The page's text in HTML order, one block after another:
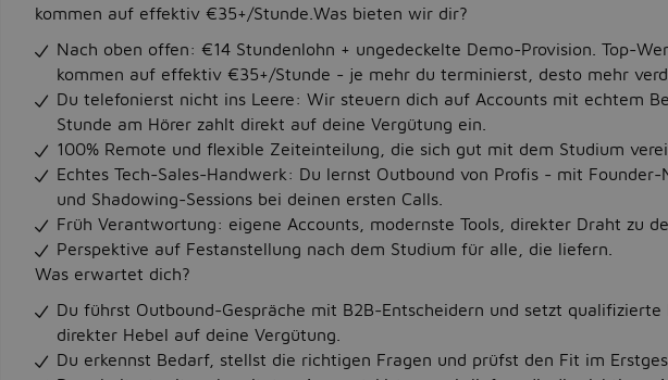
kommen auf effektiv €35+/Stunde.Was bieten wir dir?
Nach oben offen: €14 Stundenlohn + ungedeckelte Demo-Provision. Top-
kommen auf effektiv €35+/Stunde - je mehr du terminierst, desto mehr
Du telefonierst nicht ins Leere: Wir steuern dich auf Accounts mit echtem
Stunde am Hörer zahlt direkt auf deine Vergütung ein.
100% Remote und flexible Zeiteinteilung, die sich gut mit dem Studium
Echtes Tech-Sales-Handwerk: Du lernst Outbound von Profis - mit Founder-
und Shadowing-Sessions bei deinen ersten Calls.
Früh Verantwortung: eigene Accounts, modernste Tools, direkter Draht zu
Perspektive auf Festanstellung nach dem Studium für alle, die liefern.
Was erwartet dich?
Du führst Outbound-Gespräche mit B2B-Entscheidern und setzt qualifizierte
direkter Hebel auf deine Vergütung.
Du erkennst Bedarf, stellst die richtigen Fragen und prüfst den Fit im